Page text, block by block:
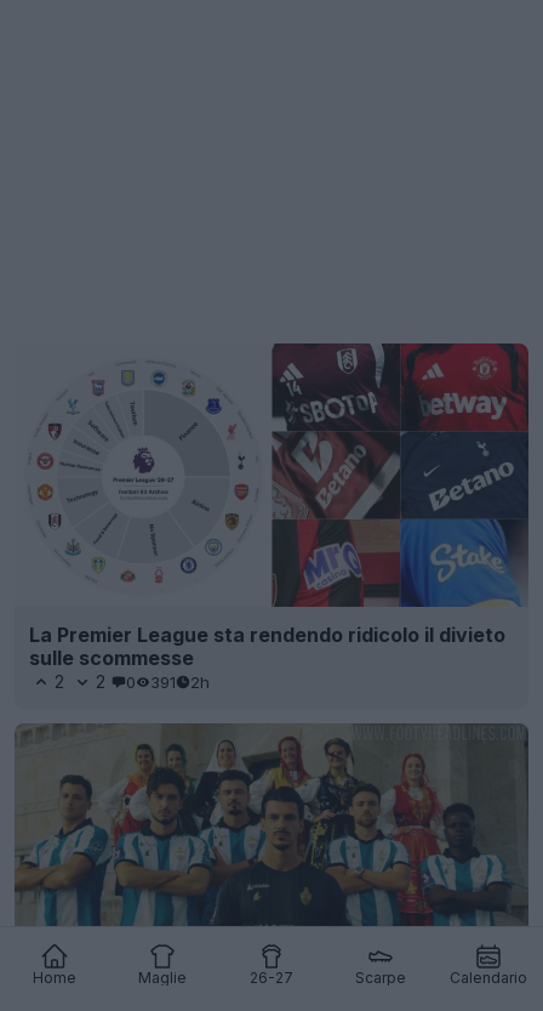
Home Maglie 26-27 Scarpe Calendario
La Premier League sta rendendo ridicolo il divieto
sulle scommesse
2 2 0 391 2h